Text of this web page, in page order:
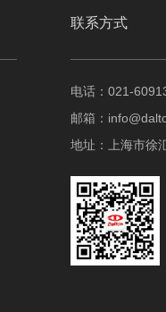
联系方式
电话：021-
邮箱：
地址：上海市徐